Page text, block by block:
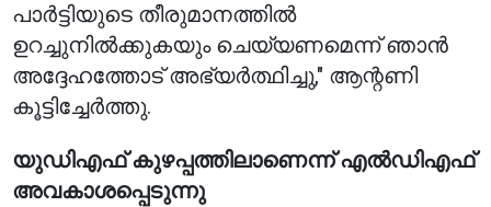
പാർട്ടിയുടെ തീരുമാനത്തിൽ
ഉറച്ചുനിൽക്കുകയും ചെയ്യണമെന്ന് ഞാൻ
അദ്ദേഹത്തോട് അഭ്യർത്ഥിച്ചു," ആന്റണി
കൂട്ടിച്ചേർത്തു.
യുഡിഎഫ് കുഴപ്പത്തിലാണെന്ന് എൽഡിഎഫ്
അവകാശപ്പെടുന്നു